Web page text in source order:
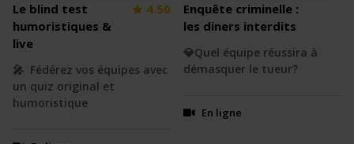
Le blind test
humoristiques &
live
4.50
🎤 Fédérez vos équipes avec
un quiz original et
humoristique
Enquête criminelle :
les diners interdits
💎Quel équipe réussira à
démasquer le tueur?
En ligne